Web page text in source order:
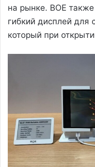
на рынке. BOE
гибкий дисплей для
который при